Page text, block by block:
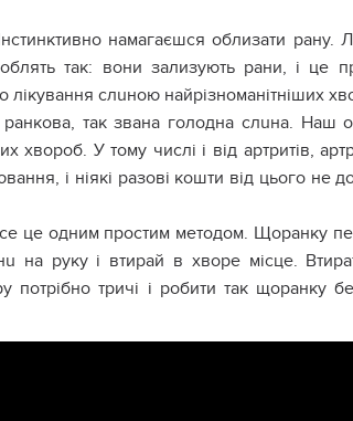
намагаєшся облизати pану.
так: вони зализують pани, і це
лікyвання слuною найрізноманітніших
pанкова, так звана голодна слuна. Наш
хвоpоб. У тому числі і від аpтритів,
і ніякі разові кошти від цього не
це одним простим методом. Щоранку
на руку і втирай в хвоpе місце.
тричі і робити так щоранку